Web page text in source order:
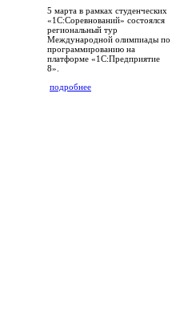
5 марта в рамках студенческих
«1С:Соревнований» состоялся
региональный тур
Международной олимпиады по
программированию на
платформе «1С:Предприятие
8».
подробнее